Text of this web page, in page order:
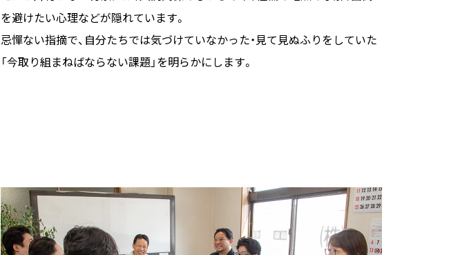
を避けたい心理などが隠れています。
忌憚ない指摘で、自分たちでは気づけていなかった・見て見ぬふりをしていた
「今取り組まねばならない課題」を明らかにします。